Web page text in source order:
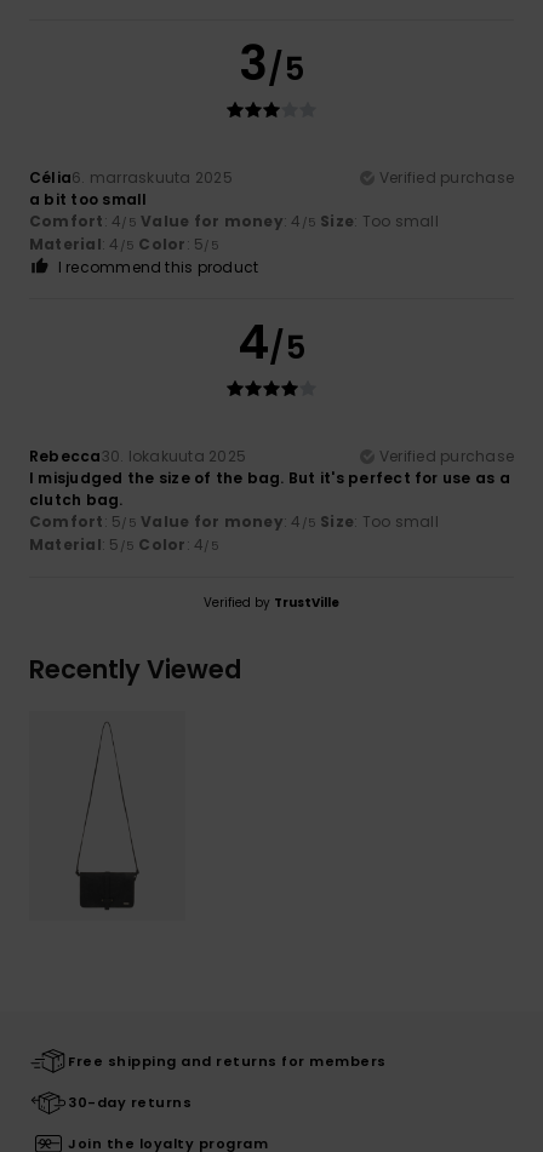
3/5
Célia6. marraskuuta 2025
Verified purchase
a bit too small
Comfort: 4/5 Value for money: 4 /5 Size: Too small
Material: 4 /5 Color: 5/5
I recommend this product
4/5
Rebecca30. lokakuuta 2025
Verified purchase
I misjudged the size of the bag. But it's perfect for use as a
clutch bag.
Comfort: 5/5 Value for money: 4 /5 Size: Too small
Material: 5 /5 Color: 4/5
Verified by TrustVille
Recently Viewed
Free shipping and returns for members
30-day returns
Join the loyalty program